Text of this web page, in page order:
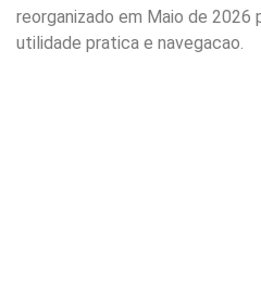
reorganizado em Maio de 2026
utilidade pratica e navegacao.